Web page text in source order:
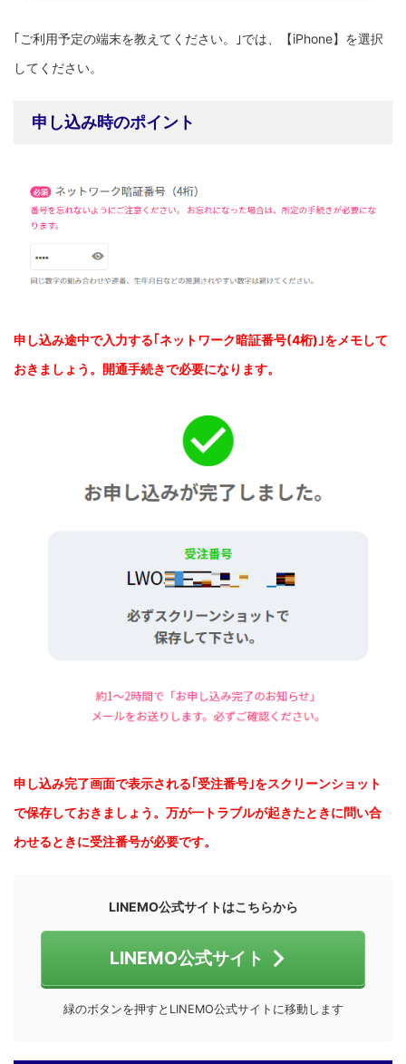
｢ご利用予定の端末を教えてください。｣では、【iPhone】を選択
してください。
申し込み時のポイント
申し込み途中で入力する｢ネットワーク暗証番号(4桁)｣をメモして
おきましょう。開通手続きで必要になります。
申し込み完了画面で表示される｢受注番号｣をスクリーンショット
で保存しておきましょう。万が一トラブルが起きたときに問い合
わせるときに受注番号が必要です。
LINEMO公式サイトはこちらから
LINEMO公式サイト
緑のボタンを押すとLINEMO公式サイトに移動します